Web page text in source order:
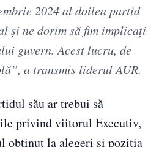
2024 al doilea partid
şi ne dorim să fim implicaţi
guvern. Acest lucru, de
a transmis liderul AUR.
său ar trebui să
privind viitorul Executiv,
obținut la alegeri și poziția